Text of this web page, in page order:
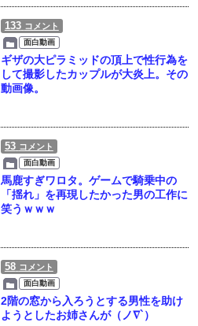
133 コメント
面白動画
ギザの大ピラミッドの頂上で性行為を
して撮影したカップルが大炎上。その
動画像。
53 コメント
面白動画
馬鹿すぎワロタ。ゲームで騎乗中の
「揺れ」を再現したかった男の工作に
笑うｗｗｗ
58 コメント
面白動画
2階の窓から入ろうとする男性を助け
ようとしたお姉さんが（ノ∇`）